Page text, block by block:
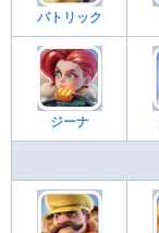
パトリック
ジーナ